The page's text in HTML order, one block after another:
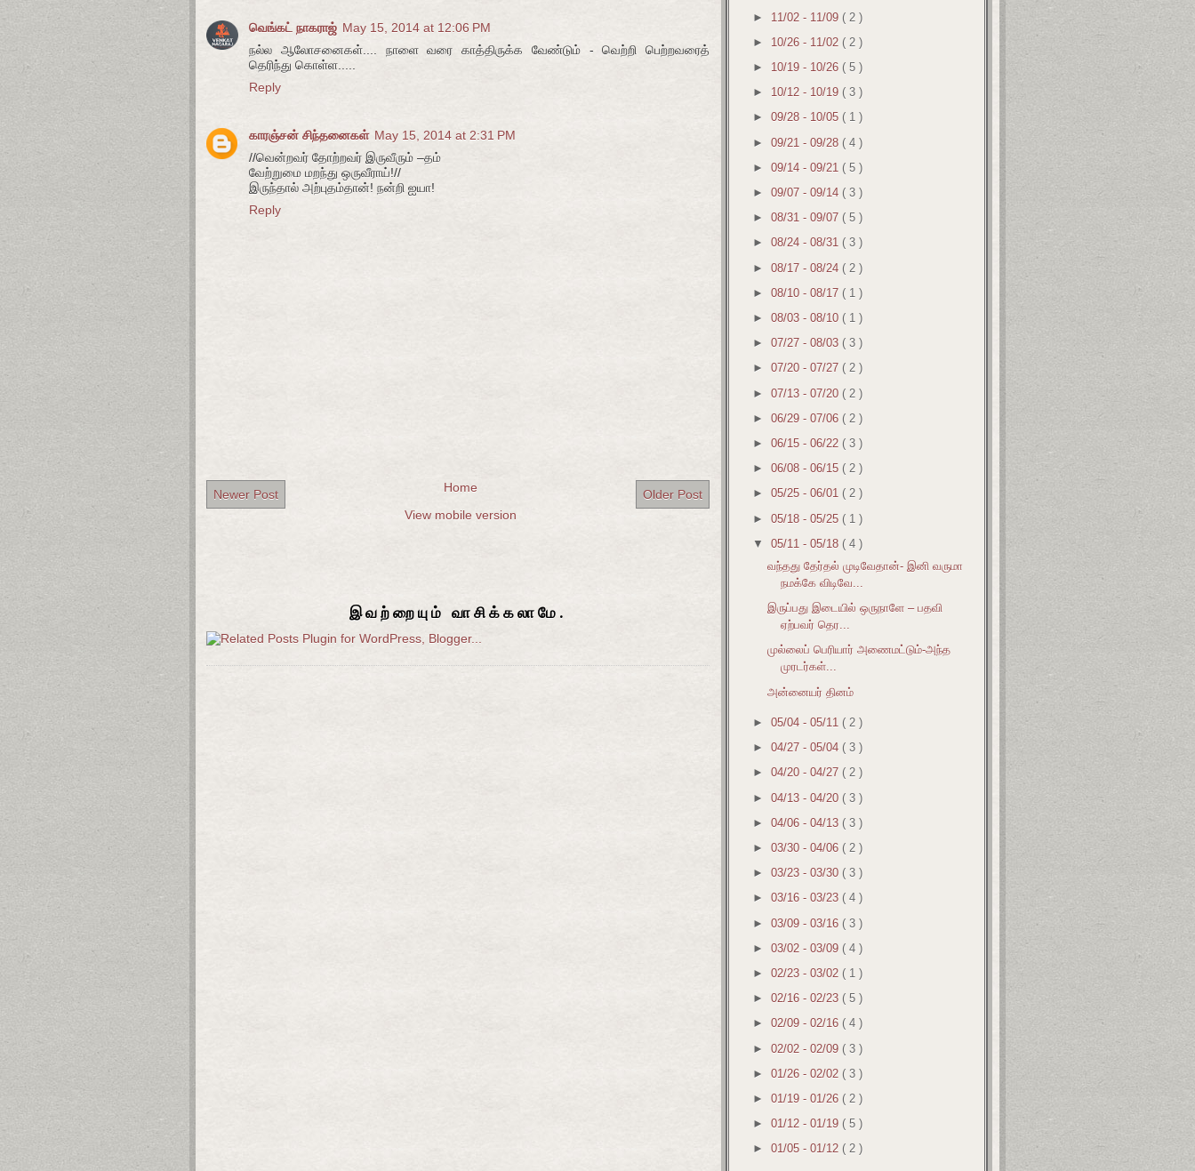
வெங்கட் நாகராஜ் May 15, 2014 at 12:06 PM
நல்ல ஆலோசனைகள்.... நாளை வரை காத்திருக்க வேண்டும் - வெற்றி பெற்றவரைத்
தெரிந்து கொள்ள.....
Reply
காரஞ்சன் சிந்தனைகள் May 15, 2014 at 2:31 PM
//வென்றவர் தோற்றவர் இருவீரும் –தம்
வேற்றுமை மறந்து ஒருவீராய்!//
இருந்தால் அற்புதம்தான்! நன்றி ஐயா!
Reply
Newer Post Older Post
Home
View mobile version
இவற்றையும் வாசிக்கலாமே.
► 11/02 - 11/09 ( 2 )
► 10/26 - 11/02 ( 2 )
► 10/19 - 10/26 ( 5 )
► 10/12 - 10/19 ( 3 )
►09/28 - 10/05 ( 1 )
►09/21 - 09/28 ( 4 )
►09/14 - 09/21 ( 5 )
►09/07 - 09/14 ( 3 )
►08/31 - 09/07 ( 5 )
►08/24 - 08/31 ( 3 )
►08/17 - 08/24 ( 2 )
►08/10 - 08/17 ( 1 )
►08/03 - 08/10 ( 1 )
►07/27 - 08/03 ( 3 )
►07/20 - 07/27 ( 2 )
►07/13 - 07/20 ( 2 )
►06/29 - 07/06 ( 2 )
►06/15 - 06/22 ( 3 )
►06/08 - 06/15 ( 2 )
►05/25 - 06/01 ( 2 )
►05/18 - 05/25 ( 1 )
▼05/11 - 05/18 ( 4 )
வந்தது தேர்தல் முடிவேதான்- இனி வருமா
நமக்கே விடிவே...
இருப்பது இடையில் ஒருநாளே – பதவி
ஏற்பவர் தெர...
முல்லைப் பெரியார் அணைமட்டும்-அந்த
முரடர்கள்...
அன்னையர் தினம்
►05/04 - 05/11 ( 2 )
►04/27 - 05/04 ( 3 )
►04/20 - 04/27 ( 2 )
►04/13 - 04/20 ( 3 )
►04/06 - 04/13 ( 3 )
►03/30 - 04/06 ( 2 )
►03/23 - 03/30 ( 3 )
►03/16 - 03/23 ( 4 )
►03/09 - 03/16 ( 3 )
►03/02 - 03/09 ( 4 )
►02/23 - 03/02 ( 1 )
►02/16 - 02/23 ( 5 )
►02/09 - 02/16 ( 4 )
►02/02 - 02/09 ( 3 )
►01/26 - 02/02 ( 3 )
►01/19 - 01/26 ( 2 )
►01/12 - 01/19 ( 5 )
►01/05 - 01/12 ( 2 )